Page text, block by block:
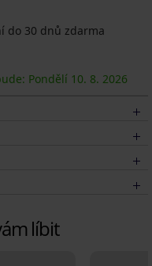
do 30 dnů zdarma
Pondělí 10. 8. 2026
líbit